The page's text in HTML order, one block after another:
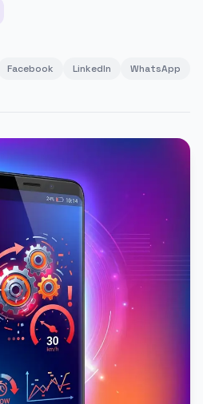
Facebook LinkedIn WhatsApp